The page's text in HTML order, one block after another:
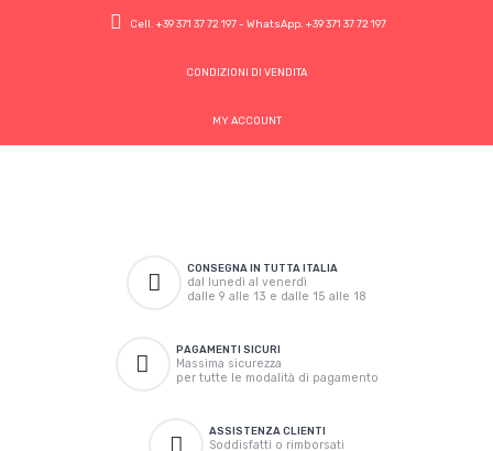
Cell. +39 371 37 72 197- WhatsApp. +39 371 37 72 197
CONDIZIONI DI VENDITA
MY ACCOUNT
CONSEGNA IN TUTTA ITALIA
dal lunedì al venerdì
dalle 9 alle 13 e dalle 15 alle 18
PAGAMENTI SICURI
Massima sicurezza
per tutte le modalità di pagamento
ASSISTENZA CLIENTI
Soddisfatti o rimborsati